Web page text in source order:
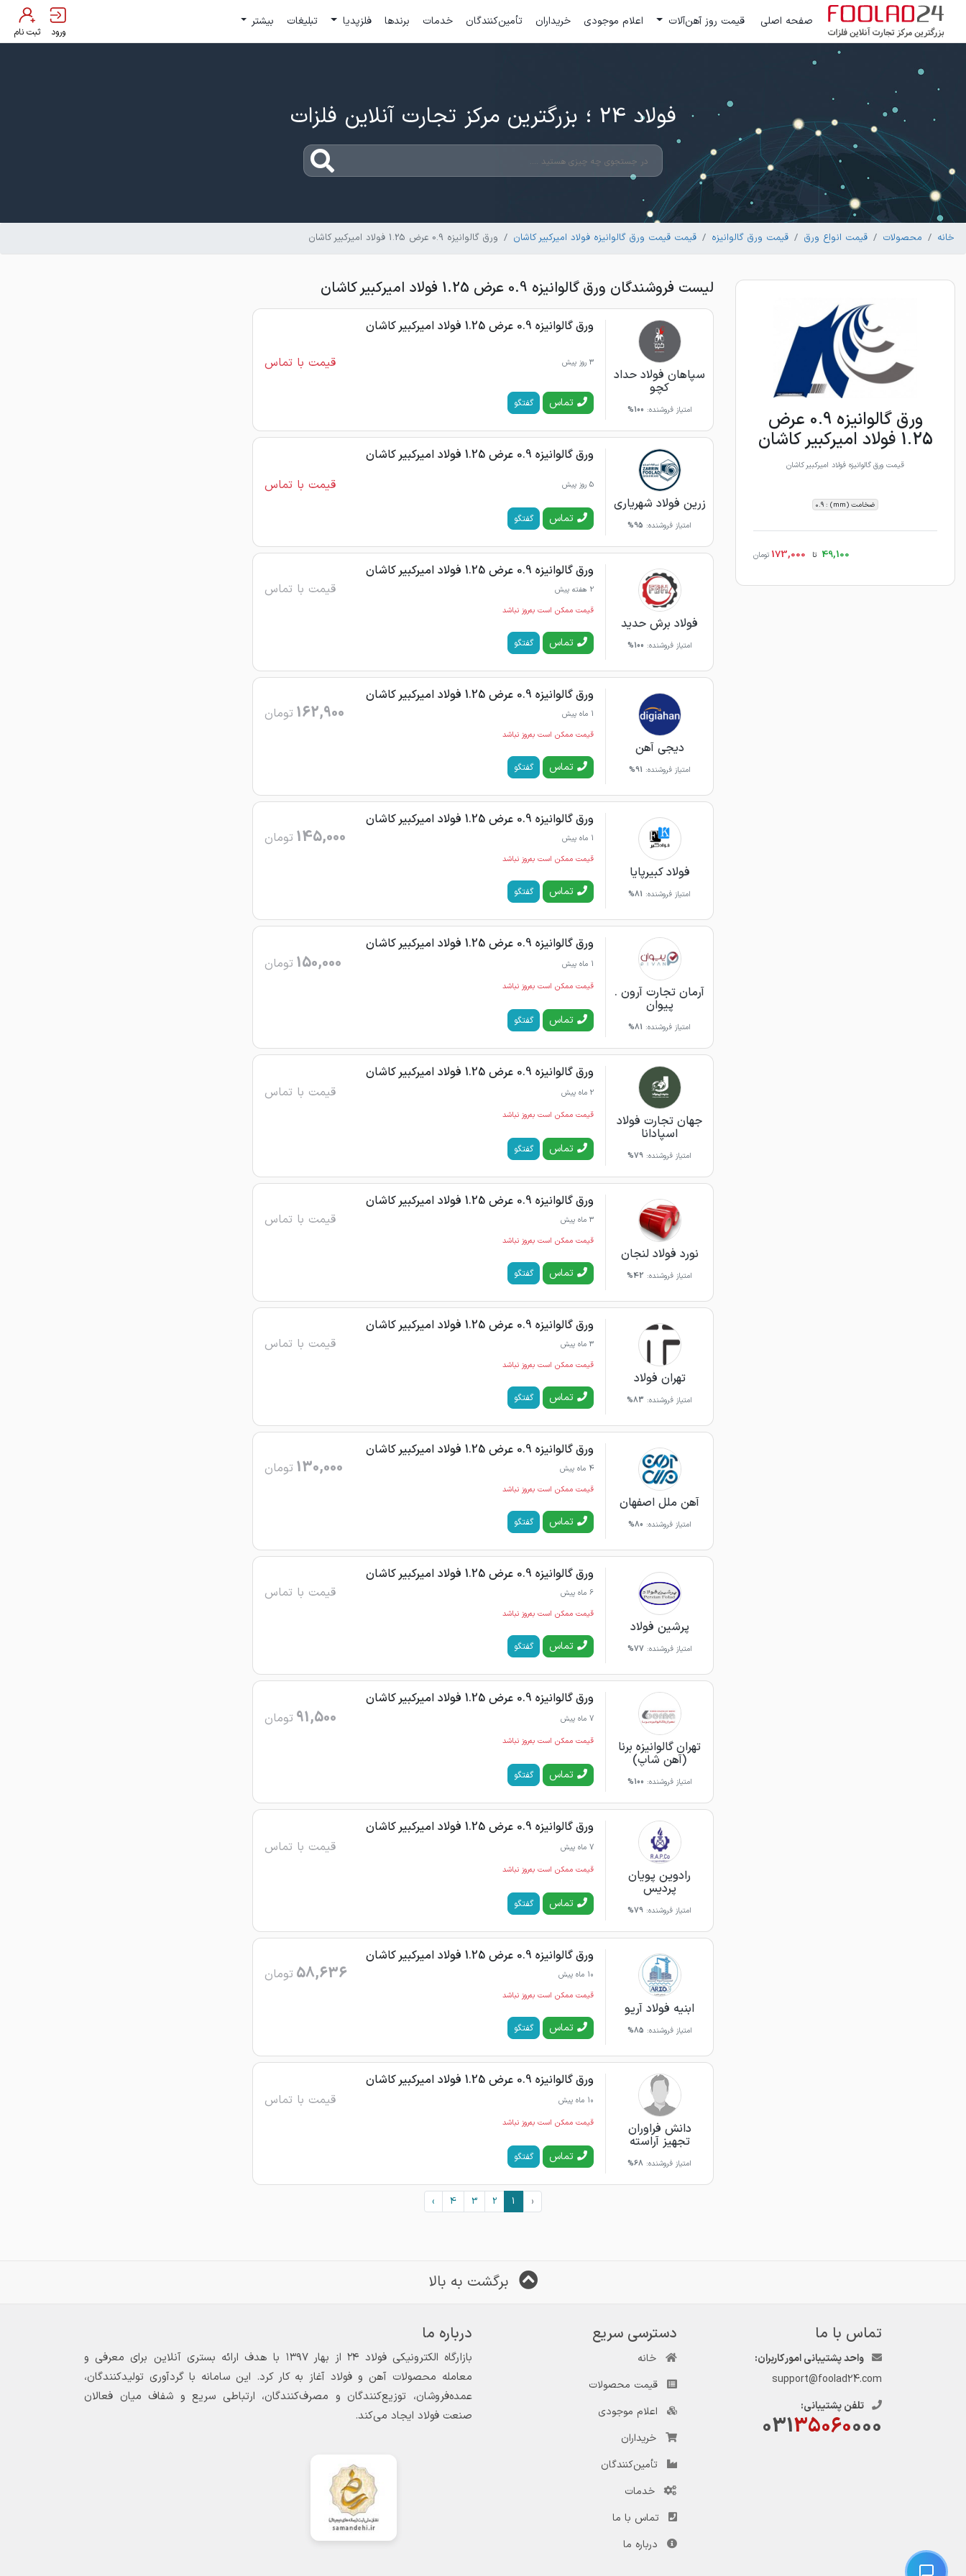
صفحه اصلی قیمت روز آهن‌آلات اعلام موجودی خریداران تأمین‌کنندگان خدمات برندها فلزپدیا تبلیغات بیشتر
ورود ثبت نام
فولاد 24 ؛ بزرگترین مرکز تجارت آنلاین فلزات
خانه محصولات قیمت انواع ورق قیمت ورق گالوانیزه قیمت قیمت ورق گالوانیزه فولاد امیرکبیر کاشان ورق گالوانیزه 0.9 عرض 1.25 فولاد امیرکبیر کاشان
ورق گالوانیزه 0.9 عرض
1.25 فولاد امیرکبیر کاشان
قیمت ورق گالوانیزه فولاد امیرکبیر کاشان
ضخامت (mm) : 0.9
49,100 تا 173,000 تومان
لیست فروشندگان ورق گالوانیزه 0.9 عرض 1.25 فولاد امیرکبیر کاشان
سپاهان فولاد حداد
کچو
امتیاز فروشنده: 100%
ورق گالوانیزه 0.9 عرض 1.25 فولاد امیرکبیر کاشان
3 روز پیش قیمت با تماس
تماس گفتگو
زرین فولاد شهریاری
امتیاز فروشنده: 95%
ورق گالوانیزه 0.9 عرض 1.25 فولاد امیرکبیر کاشان
5 روز پیش قیمت با تماس
تماس گفتگو
فولاد برش حدید
امتیاز فروشنده: 100%
ورق گالوانیزه 0.9 عرض 1.25 فولاد امیرکبیر کاشان
2 هفته پیش قیمت با تماس
قیمت ممکن است به‌روز نباشد
تماس گفتگو
دیجی آهن
امتیاز فروشنده: 91%
ورق گالوانیزه 0.9 عرض 1.25 فولاد امیرکبیر کاشان
1 ماه پیش 162,900 تومان
قیمت ممکن است به‌روز نباشد
تماس گفتگو
فولاد کبیرپایا
امتیاز فروشنده: 81%
ورق گالوانیزه 0.9 عرض 1.25 فولاد امیرکبیر کاشان
1 ماه پیش 145,000 تومان
قیمت ممکن است به‌روز نباشد
تماس گفتگو
آرمان تجارت آرون .
پیوان
امتیاز فروشنده: 81%
ورق گالوانیزه 0.9 عرض 1.25 فولاد امیرکبیر کاشان
1 ماه پیش 150,000 تومان
قیمت ممکن است به‌روز نباشد
تماس گفتگو
جهان تجارت فولاد
اسپادانا
امتیاز فروشنده: 79%
ورق گالوانیزه 0.9 عرض 1.25 فولاد امیرکبیر کاشان
2 ماه پیش قیمت با تماس
قیمت ممکن است به‌روز نباشد
تماس گفتگو
نورد فولاد لنجان
امتیاز فروشنده: 42%
ورق گالوانیزه 0.9 عرض 1.25 فولاد امیرکبیر کاشان
3 ماه پیش قیمت با تماس
قیمت ممکن است به‌روز نباشد
تماس گفتگو
تهران فولاد
امتیاز فروشنده: 83%
ورق گالوانیزه 0.9 عرض 1.25 فولاد امیرکبیر کاشان
3 ماه پیش قیمت با تماس
قیمت ممکن است به‌روز نباشد
تماس گفتگو
آهن ملل اصفهان
امتیاز فروشنده: 80%
ورق گالوانیزه 0.9 عرض 1.25 فولاد امیرکبیر کاشان
4 ماه پیش 130,000 تومان
قیمت ممکن است به‌روز نباشد
تماس گفتگو
پرشین فولاد
امتیاز فروشنده: 77%
ورق گالوانیزه 0.9 عرض 1.25 فولاد امیرکبیر کاشان
6 ماه پیش قیمت با تماس
قیمت ممکن است به‌روز نباشد
تماس گفتگو
تهران گالوانیزه برنا
(آهن شاپ)
امتیاز فروشنده: 100%
ورق گالوانیزه 0.9 عرض 1.25 فولاد امیرکبیر کاشان
7 ماه پیش 91,500 تومان
قیمت ممکن است به‌روز نباشد
تماس گفتگو
رادوین پویان
پردیس
امتیاز فروشنده: 79%
ورق گالوانیزه 0.9 عرض 1.25 فولاد امیرکبیر کاشان
7 ماه پیش قیمت با تماس
قیمت ممکن است به‌روز نباشد
تماس گفتگو
ابنیه فولاد آریو
امتیاز فروشنده: 85%
ورق گالوانیزه 0.9 عرض 1.25 فولاد امیرکبیر کاشان
10 ماه پیش 58,636 تومان
قیمت ممکن است به‌روز نباشد
تماس گفتگو
دانش فراوران
تجهیز آراسته
امتیاز فروشنده: 68%
ورق گالوانیزه 0.9 عرض 1.25 فولاد امیرکبیر کاشان
10 ماه پیش قیمت با تماس
قیمت ممکن است به‌روز نباشد
تماس گفتگو
‹
1
2
3
4
›
برگشت به بالا
تماس با ما
واحد پشتیبانی امور کاربران:
support@foolad24.com
تلفن پشتیبانی:
03135060000
دسترسی سریع
خانه
قیمت محصولات
اعلام موجودی
خریداران
تأمین‌کنندگان
خدمات
تماس با ما
درباره ما
درباره ما
بازارگاه الکترونیکی فولاد ۲۴ از بهار ۱۳۹۷ با هدف ارائه بستری آنلاین برای معرفی و
معامله محصولات آهن و فولاد آغاز به کار کرد. این سامانه با گردآوری تولیدکنندگان،
عمده‌فروشان، توزیع‌کنندگان و مصرف‌کنندگان، ارتباطی سریع و شفاف میان فعالان
صنعت فولاد ایجاد می‌کند.